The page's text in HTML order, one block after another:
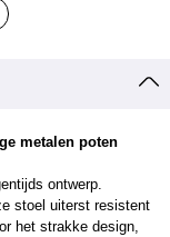
metalen poten
ontwerp.
stoel uiterst resistent
het strakke design,